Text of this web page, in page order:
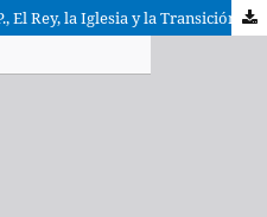
El Rey, la Iglesia y la Transición